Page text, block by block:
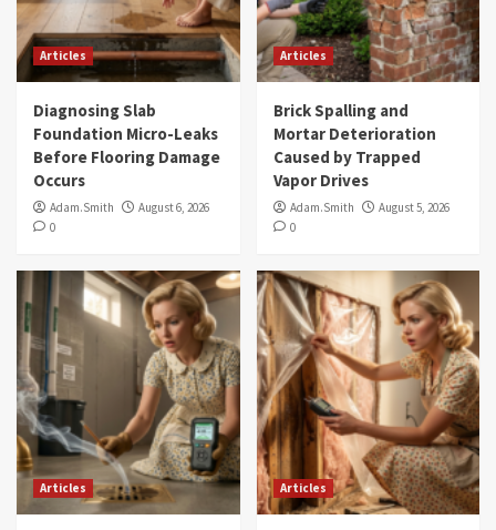
Articles
Diagnosing Slab
Foundation Micro-Leaks
Before Flooring Damage
Occurs
Adam.Smith
August 6, 2026
0
Articles
Brick Spalling and
Mortar Deterioration
Caused by Trapped
Vapor Drives
Adam.Smith
August 5, 2026
0
Articles Articles